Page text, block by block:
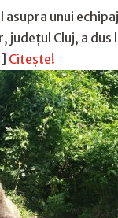
unui
județul Cluj, a dus
Citește!